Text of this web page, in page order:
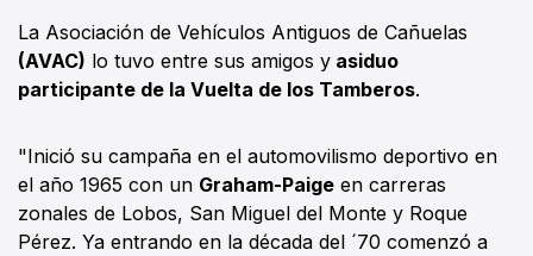
La Asociación de Vehículos Antiguos de Cañuelas
(AVAC) lo tuvo entre sus amigos y asiduo
participante de la Vuelta de los Tamberos.
"Inició su campaña en el automovilismo deportivo en
el año 1965 con un Graham-Paige en carreras
zonales de Lobos, San Miguel del Monte y Roque
Pérez. Ya entrando en la década del ´70 comenzó a